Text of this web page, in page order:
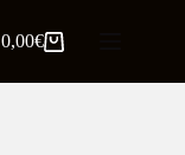
0,00€